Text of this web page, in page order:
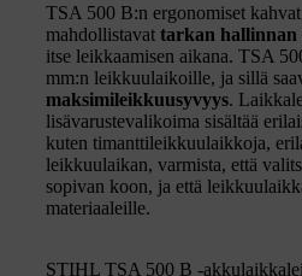
TSA 500 B:n ergonomiset
mahdollistavat tarkan hallinnan
itse leikkaamisen aikana. TSA
mm:n leikkuulaikoille, ja sillä
maksimileikkuusyvyys.
lisävarustevalikoima sisältää
kuten timanttileikkuulaikkoja,
leikkuulaikan, varmista, että
sopivan koon, ja että
materiaaleille.
STIHL TSA 500 B -